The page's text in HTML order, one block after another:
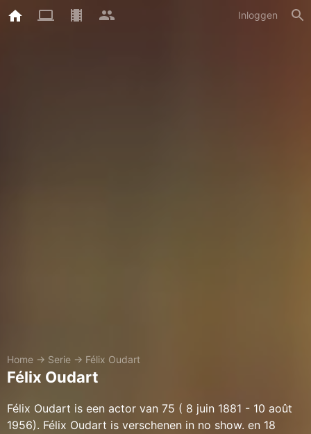
Inloggen
Home → Serie → Félix Oudart
Félix Oudart
Félix Oudart is een actor van 75 ( 8 juin 1881 - 10 août
1956). Félix Oudart is verschenen in no show. en 18